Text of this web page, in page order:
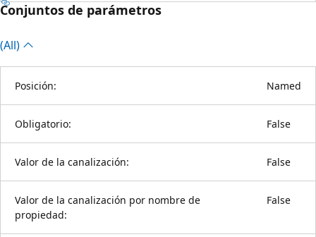
Conjuntos de parámetros
(All)
Posición: Named
Obligatorio: False
Valor de la canalización: False
Valor de la canalización por nombre de
propiedad:
False